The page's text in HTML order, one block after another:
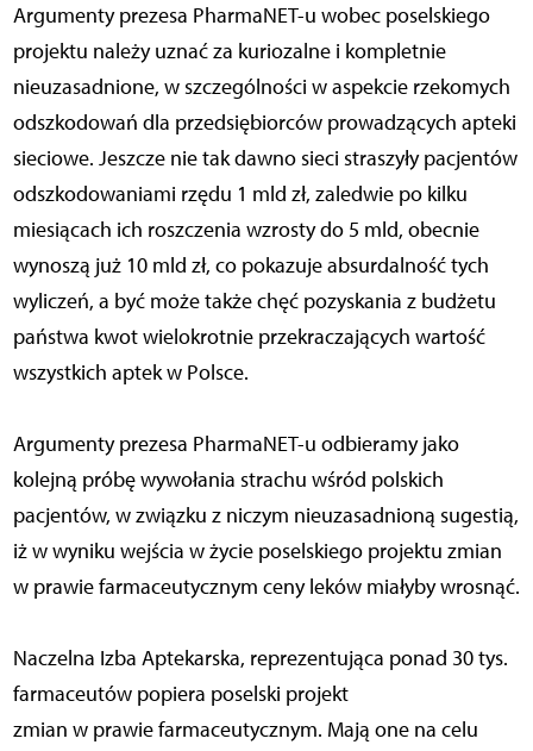
Argumenty prezesa PharmaNET-u wobec poselskiego
projektu należy uznać za kuriozalne i kompletnie
nieuzasadnione, w szczególności w aspekcie rzekomych
odszkodowań dla przedsiębiorców prowadzących apteki
sieciowe. Jeszcze nie tak dawno sieci straszyły pacjentów
odszkodowaniami rzędu 1 mld zł, zaledwie po kilku
miesiącach ich roszczenia wzrosty do 5 mld, obecnie
wynoszą już 10 mld zł, co pokazuje absurdalność tych
wyliczeń, a być może także chęć pozyskania z budżetu
państwa kwot wielokrotnie przekraczających wartość
wszystkich aptek w Polsce.
Argumenty prezesa PharmaNET-u odbieramy jako
kolejną próbę wywołania strachu wśród polskich
pacjentów, w związku z niczym nieuzasadnioną sugestią,
iż w wyniku wejścia w życie poselskiego projektu zmian
w prawie farmaceutycznym ceny leków miałyby wrosnąć.
Naczelna Izba Aptekarska, reprezentująca ponad 30 tys.
farmaceutów popiera poselski projekt
zmian w prawie farmaceutycznym. Mają one na celu